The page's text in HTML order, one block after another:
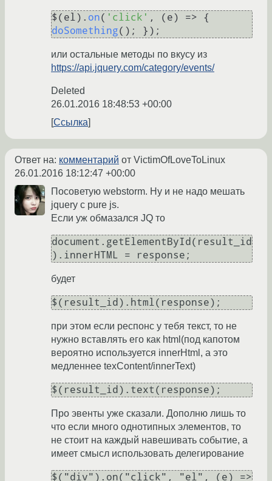
$(el). on( 'click' , ( e) =>
doSomething
или остальные методы по вкусу из
https://api.jquery.com/category/events/
Deleted
26.01.2016 18:48:53 +00:00
Ссылка
Ответ на: комментарий от VictimOfLoveToLinux
26.01.2016 18:12:47 +00:00
Посоветую webstorm. Ну и не надо мешать
jquery c pure js.
Если уж обмазался JQ то
document.getElementById(result_id
).innerHTML = response;
будет
$(result_id).html(response);
при этом если респонс у тебя текст, то не
нужно вставлять его как html(под капотом
вероятно используется innerHtml, а это
медленнее texContent/innerText)
$(result_id).text(response);
Про эвенты уже сказали. Дополню лишь то
что если много однотипных элементов, то
не стоит на каждый навешивать событие, а
имеет смысл использовать делегирование
$("div").on("click", "el", (e) =>